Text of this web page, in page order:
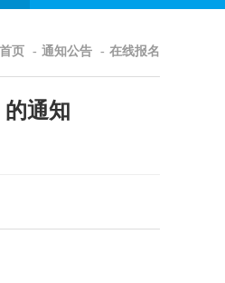
首页 - 通知公告 - 在线报名
通知